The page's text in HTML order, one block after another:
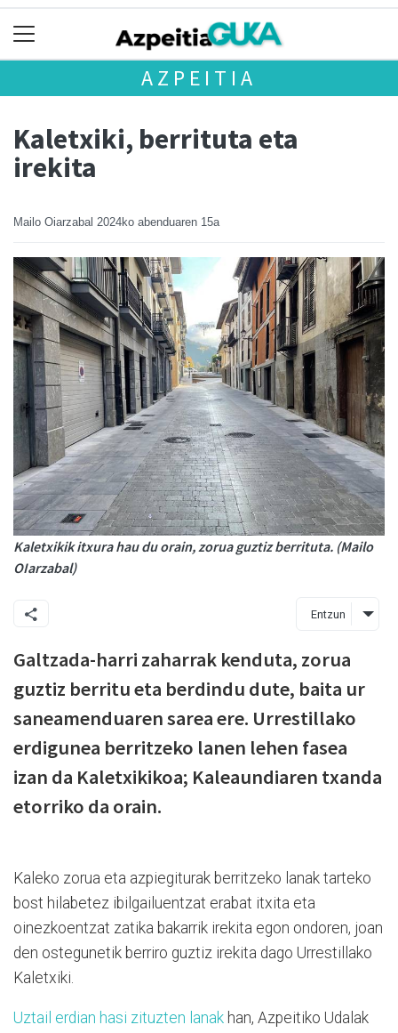
AZPEITIA
Kaletxiki, berrituta eta
irekita
Mailo Oiarzabal 2024ko abenduaren 15a
Kaletxikik itxura hau du orain, zorua guztiz berrituta. (Mailo
OIarzabal)
Entzun
Galtzada-harri zaharrak kenduta, zorua
guztiz berritu eta berdindu dute, baita ur
saneamenduaren sarea ere. Urrestillako
erdigunea berritzeko lanen lehen fasea
izan da Kaletxikikoa; Kaleaundiaren txanda
etorriko da orain.
Kaleko zorua eta azpiegiturak berritzeko lanak tarteko
bost hilabetez ibilgailuentzat erabat itxita eta
oinezkoentzat zatika bakarrik irekita egon ondoren, joan
den ostegunetik berriro guztiz irekita dago Urrestillako
Kaletxiki.
Uztail erdian hasi zituzten lanak han, Azpeitiko Udalak